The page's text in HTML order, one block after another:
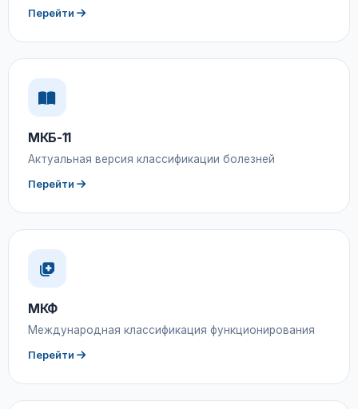
Перейти
МКБ-11
Актуальная версия классификации болезней
Перейти
МКФ
Международная классификация функционирования
Перейти